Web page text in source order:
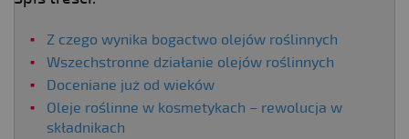
Z czego wynika bogactwo olejów roślinnych
Wszechstronne działanie olejów roślinnych
Doceniane już od wieków
Oleje roślinne w kosmetykach – rewolucja w
składnikach